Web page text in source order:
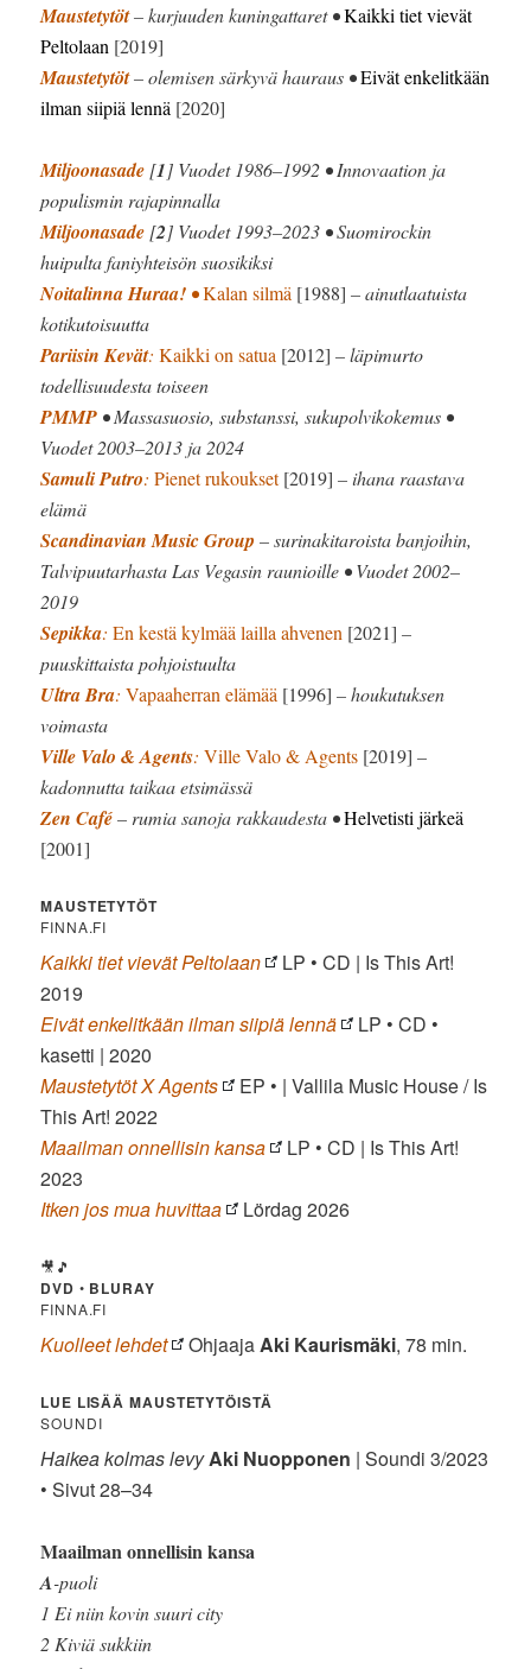
Maustetytöt– kurjuuden kuningattaret •Kaikki tiet vievät
Peltolaan [2019]
Maustetytöt– olemisen särkyvä hauraus •Eivät enkelitkään
ilman siipiä lennä [2020]
Miljoonasade [1] Vuodet 1986–1992 • Innovaation ja
populismin rajapinnalla
Miljoonasade [2] Vuodet 1993–2023 • Suomirockin
huipulta faniyhteisön suosikiksi
Noitalinna Huraa! •Kalan silmä [1988] – ainutlaatuista
kotikutoisuutta
Pariisin Kevät:Kaikki on satua [2012] – läpimurto
todellisuudesta toiseen
PMMP • Massasuosio, substanssi, sukupolvikokemus •
Vuodet 2003–2013 ja 2024
Samuli Putro:Pienet rukoukset[2019] – ihana raastava
elämä
Scandinavian Music Group – surinakitaroista banjoihin,
Talvipuutarhasta Las Vegasin raunioille • Vuodet 2002–
2019
Sepikka:En kestä kylmää lailla ahvenen [2021] –
puuskittaista pohjoistuulta
Ultra Bra:Vapaaherran elämää [1996] – houkutuksen
voimasta
Ville Valo & Agents:Ville Valo & Agents [2019] –
kadonnutta taikaa etsimässä
Zen Café– rumia sanoja rakkaudesta •Helvetisti järkeä
[2001]
MAUSTETYTÖT
FINNA.FI
Kaikki tiet vievät Peltolaan
LP • CD | Is This Art!
2019
Eivät enkelitkään ilman siipiä lennä
LP • CD •
kasetti | 2020
Maustetytöt X Agents
EP • | Vallila Music House / Is
This Art! 2022
Maailman onnellisin kansa
LP • CD | Is This Art!
2023
Itken jos mua huvittaa
Lördag 2026
🎥🎵
DVD • BLURAY
FINNA.FI
Kuolleet lehdet Ohjaaja Aki Kaurismäki, 78 min.
LUE LISÄÄ MAUSTETYTÖISTÄ
SOUNDI
Haikea kolmas levy Aki Nuopponen | Soundi 3/2023
• Sivut 28–34
Maailman onnellisin kansa
A-puoli
1 Ei niin kovin suuri city
2 Kiviä sukkiin